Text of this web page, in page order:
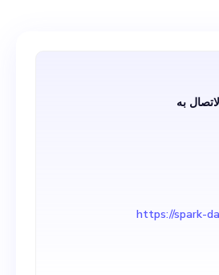
لدور مطور أول.
للمرونة
بين الحياة
خاصة للآباء
الشاملة،
الترميز وتصحيح
الأخطاء
به
https://spark-